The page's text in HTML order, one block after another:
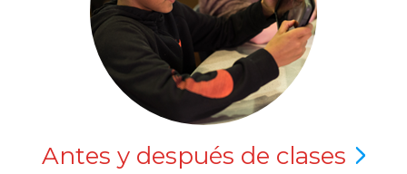
Antes y después de clases